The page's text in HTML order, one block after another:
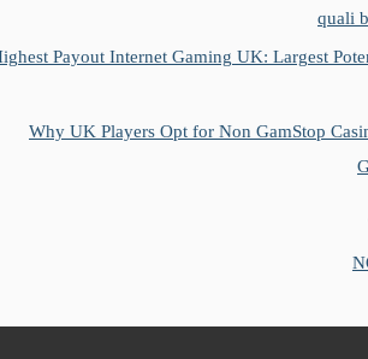
quali
Highest Payout Internet Gaming UK: Largest
Why UK Players Opt for Non GamStop